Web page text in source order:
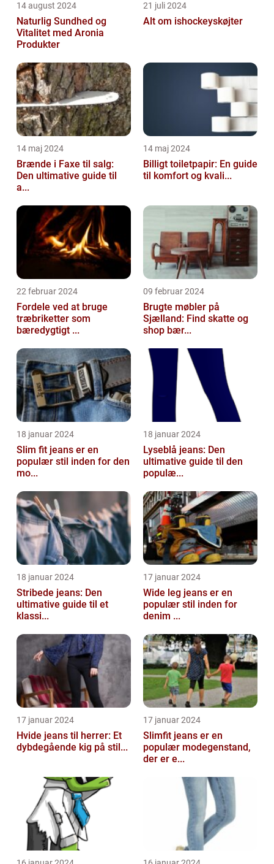
14 august 2024
Naturlig Sundhed og
Vitalitet med Aronia
Produkter
21 juli 2024
Alt om ishockeyskøjter
14 maj 2024
Brænde i Faxe til salg:
Den ultimative guide til
a...
14 maj 2024
Billigt toiletpapir: En guide
til komfort og kvali...
22 februar 2024
Fordele ved at bruge
træbriketter som
bæredygtigt ...
09 februar 2024
Brugte møbler på
Sjælland: Find skatte og
shop bær...
18 januar 2024
Slim fit jeans er en
populær stil inden for den
mo...
18 januar 2024
Lyseblå jeans: Den
ultimative guide til den
populæ...
18 januar 2024
Stribede jeans: Den
ultimative guide til et
klassi...
17 januar 2024
Wide leg jeans er en
populær stil inden for
denim ...
17 januar 2024
Hvide jeans til herrer: Et
dybdegående kig på stil...
17 januar 2024
Slimfit jeans er en
populær modegenstand,
der er e...